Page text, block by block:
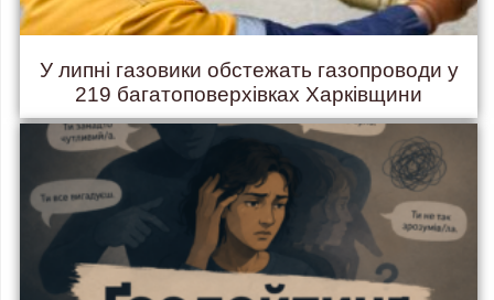
У липні газовики обстежать газопроводи у
219 багатоповерхівках Харківщини